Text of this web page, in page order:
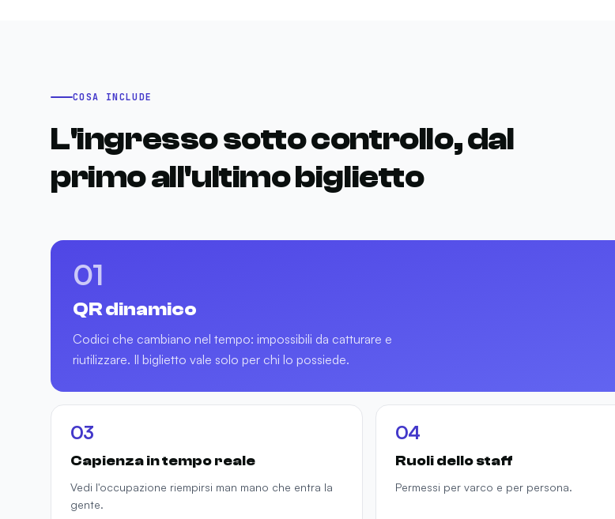
COSA INCLUDE
L'ingresso sotto controllo, dal
primo all'ultimo biglietto
01
QR dinamico
Codici che cambiano nel tempo: impossibili da catturare e
riutilizzare. Il biglietto vale solo per chi lo possiede.
03
Capienza in tempo reale
Vedi l'occupazione riempirsi man mano che entra la
gente.
04
Ruoli dello staff
Permessi per varco e per persona.